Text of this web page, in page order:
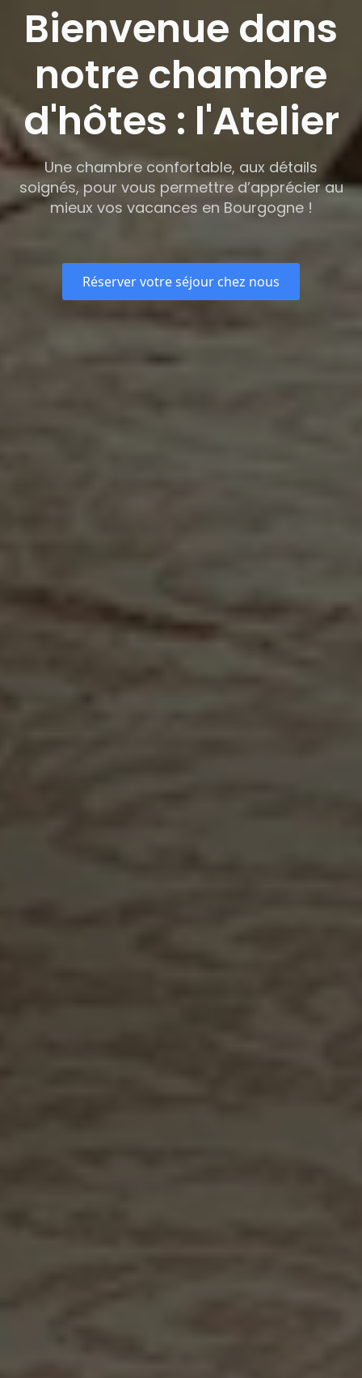
Bienvenue dans
notre chambre
d'hôtes : l'Atelier
Une chambre confortable, aux détails
soignés, pour vous permettre d’apprécier au
mieux vos vacances en Bourgogne !
Réserver votre séjour chez nous